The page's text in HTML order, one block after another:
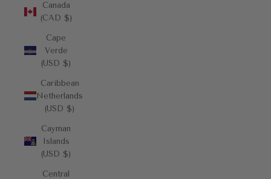
Canada
(CAD $)
Cape
Verde
(USD $)
Caribbean
Netherlands
(USD $)
Cayman
Islands
(USD $)
Central